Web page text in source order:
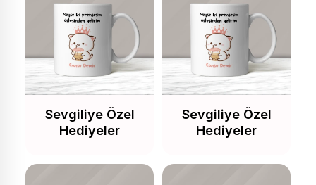
Sevgiliye Özel
Hediyeler
Sevgiliye Özel
Hediyeler